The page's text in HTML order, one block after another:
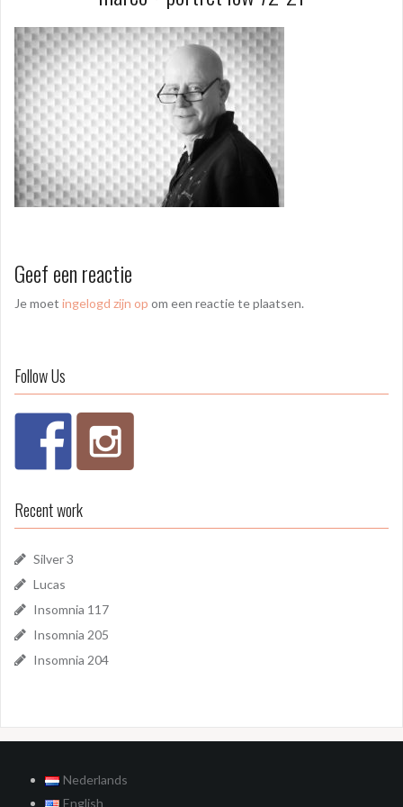
Geef een reactie
Je moet ingelogd zijn op om een reactie te plaatsen.
Follow Us
Recent work
Silver 3
Lucas
Insomnia 117
Insomnia 205
Insomnia 204
Nederlands
English